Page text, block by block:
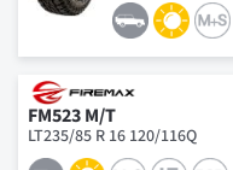
FM523 M/T
LT235/85 R 16 120/116Q